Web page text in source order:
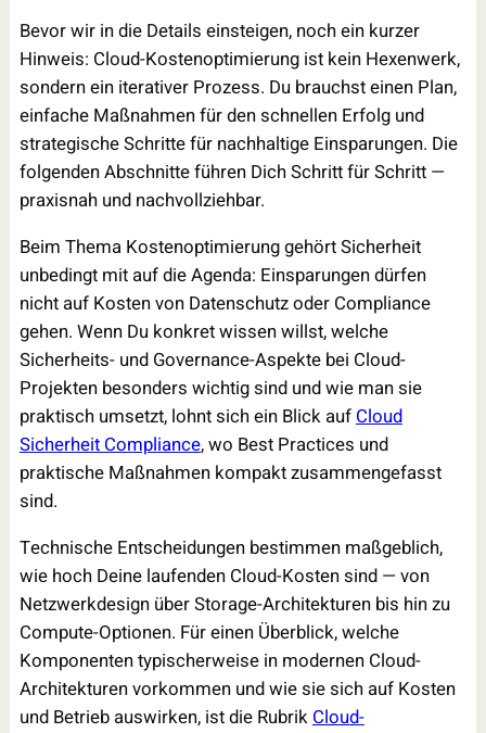
Bevor wir in die Details einsteigen, noch ein kurzer
Hinweis: Cloud-Kostenoptimierung ist kein Hexenwerk,
sondern ein iterativer Prozess. Du brauchst einen Plan,
einfache Maßnahmen für den schnellen Erfolg und
strategische Schritte für nachhaltige Einsparungen. Die
folgenden Abschnitte führen Dich Schritt für Schritt —
praxisnah und nachvollziehbar.
Beim Thema Kostenoptimierung gehört Sicherheit
unbedingt mit auf die Agenda: Einsparungen dürfen
nicht auf Kosten von Datenschutz oder Compliance
gehen. Wenn Du konkret wissen willst, welche
Sicherheits- und Governance-Aspekte bei Cloud-
Projekten besonders wichtig sind und wie man sie
praktisch umsetzt, lohnt sich ein Blick aufCloud
Sicherheit Compliance, wo Best Practices und
praktische Maßnahmen kompakt zusammengefasst
sind.
Technische Entscheidungen bestimmen maßgeblich,
wie hoch Deine laufenden Cloud-Kosten sind — von
Netzwerkdesign über Storage-Architekturen bis hin zu
Compute-Optionen. Für einen Überblick, welche
Komponenten typischerweise in modernen Cloud-
Architekturen vorkommen und wie sie sich auf Kosten
und Betrieb auswirken, ist die Rubrik Cloud-